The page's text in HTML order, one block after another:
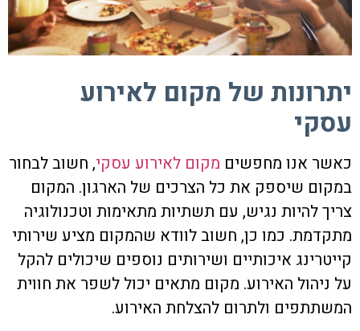
יתרונות של מקום לאירוע
עסקי
כאשר אנו מחפשים מקום לאירוע עסקי, חשוב לבחור
במקום שיספק את כל הצרכים של הארגון. המקום
צריך להיות נגיש, עם תשתיות מתאימות וטכנולוגיה
מתקדמת. כמו כן, חשוב לוודא שהמקום מציע שירותי
קייטרינג איכותיים ושירותים נוספים שיכולים להקל
על ניהול האירוע. מקום מתאים יכול לשפר את חווית
המשתתפים ולתרום להצלחת האירוע.